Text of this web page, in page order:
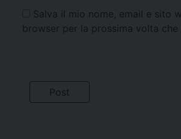
Salva il mio nome, email e sito
browser per la prossima volta che